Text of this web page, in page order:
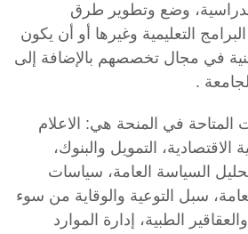
وضع وتطوير طرق
التعليمية وغيرها أو أن يكون
في مجال تخصصهم بالإضافة إلى
.
المتاحة في المنحة هي: الاعلام
الاقتصادية، التمويل والبنوك،
السياسة العامة، سياسات
سبل التوعية والوقاية من سوء
الطبية، إدارة الموارد